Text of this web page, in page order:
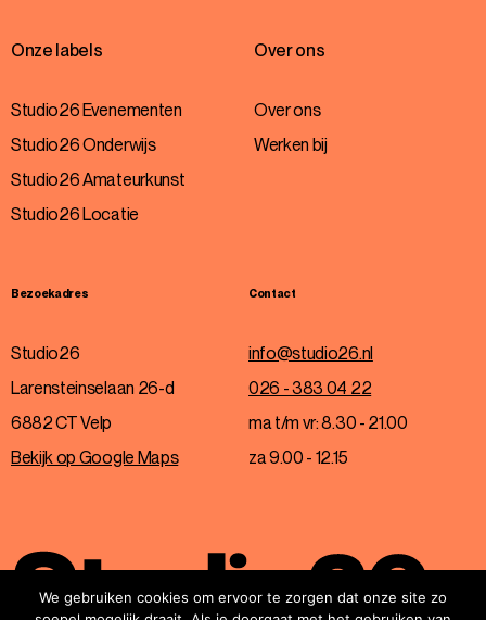
Onze labels
Studio26 Evenementen
Studio26 Onderwijs
Studio26 Amateurkunst
Studio26 Locatie
Over ons
Over ons
Werken bij
Bezoekadres
Studio26
Larensteinselaan 26-d
6882 CT Velp
Bekijk op Google Maps
Contact
info@studio26.nl
026 - 383 04 22
ma t/m vr: 8.30 - 21.00
za 9.00 - 12.15
We gebruiken cookies om ervoor te zorgen dat onze site zo